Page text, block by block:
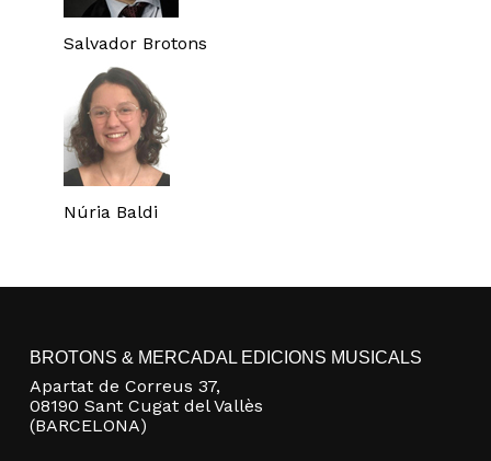
Salvador Brotons
Núria Baldi
BROTONS & MERCADAL EDICIONS MUSICALS
Apartat de Correus 37,
08190 Sant Cugat del Vallès
(BARCELONA)